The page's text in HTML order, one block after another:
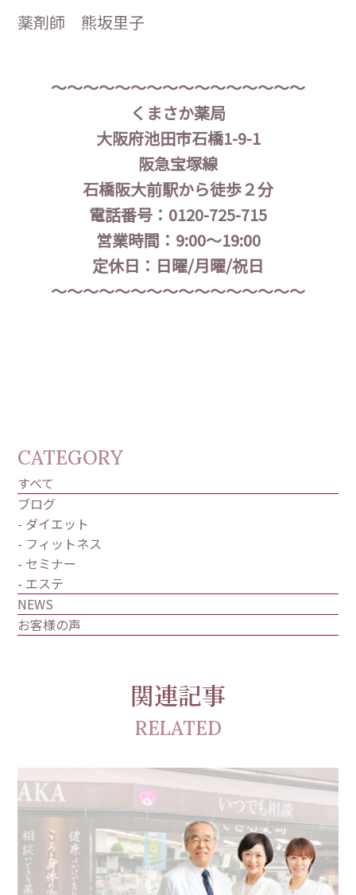
薬剤師 熊坂里子
～～～～～～～～～～～～～～～～
くまさか薬局
大阪府池田市石橋1-9-1
阪急宝塚線
石橋阪大前駅から徒歩２分
電話番号：0120-725-715
営業時間：9:00〜19:00
定休日：日曜/月曜/祝日
～～～～～～～～～～～～～～～～
CATEGORY
すべて
ブログ
- ダイエット
- フィットネス
- セミナー
- エステ
NEWS
お客様の声
関連記事
RELATED